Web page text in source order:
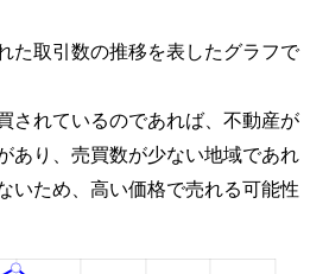
た取引数の推移を表したグラフで
されているのであれば、不動産が
あり、売買数が少ない地域であれ
いため、高い価格で売れる可能性